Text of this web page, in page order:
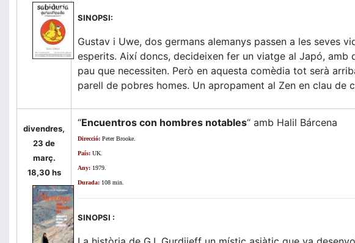
SINOPSI:
Gustav i Uwe, dos germans alemanys passen a les seves
esperits. Així doncs, decideixen fer un viatge al Japó, amb
pau que necessiten. Però en aquesta comèdia tot serà
parell de pobres homes. Un apropament al Zen en clau de
divendres,
23 de
març.
18,30 hs
“Encuentros con hombres notables“ amb Halil Bárcena
Direcció: Peter Brooke.
País: UK.
Any: 1979.
Durada: 108 min.
SINOPSI :